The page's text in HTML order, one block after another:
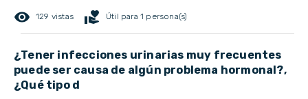
remove_red_eye 129 vistas volunteer_activism Útil para 1 persona(s)
¿Tener infecciones urinarias muy frecuentes
puede ser causa de algún problema hormonal?,
¿Qué tipo d